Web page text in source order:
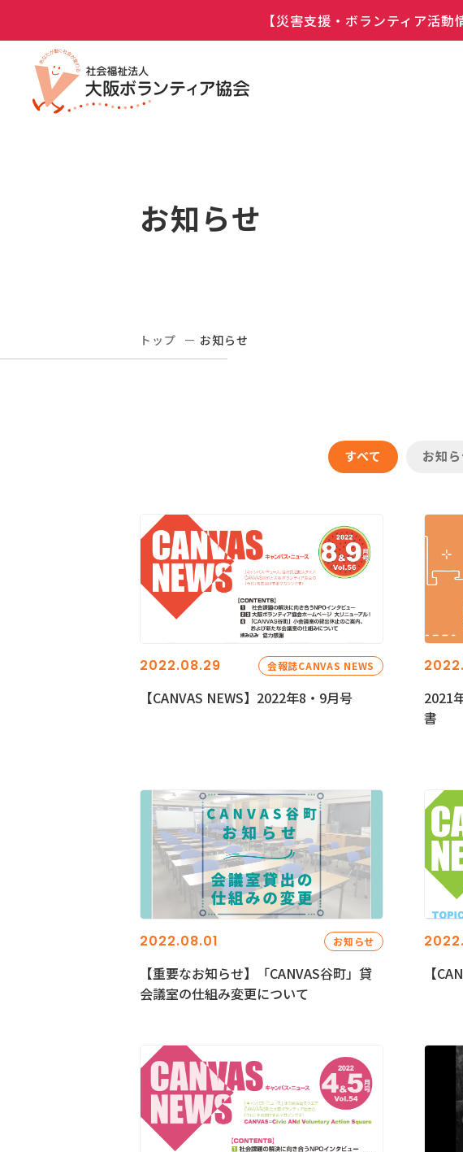
【災害支援・ボランティア活
お知らせ
トップ お知らせ
すべて お知
2022.08.29 会報誌CANVAS NEWS
【CANVAS NEWS】2022年8・9月号
2021
書
2022.08.01 お知らせ
【重要なお知らせ】「CANVAS谷町」貸
会議室の仕組み変更について
【